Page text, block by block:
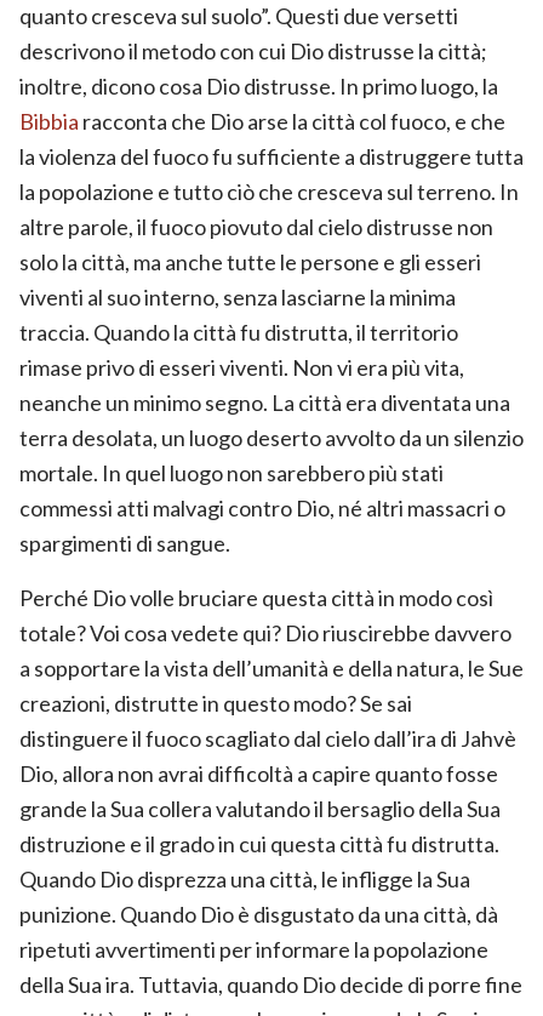
quanto cresceva sul suolo”. Questi due versetti
descrivono il metodo con cui Dio distrusse la città;
inoltre, dicono cosa Dio distrusse. In primo luogo, la
Bibbia racconta che Dio arse la città col fuoco, e che
la violenza del fuoco fu sufficiente a distruggere tutta
la popolazione e tutto ciò che cresceva sul terreno. In
altre parole, il fuoco piovuto dal cielo distrusse non
solo la città, ma anche tutte le persone e gli esseri
viventi al suo interno, senza lasciarne la minima
traccia. Quando la città fu distrutta, il territorio
rimase privo di esseri viventi. Non vi era più vita,
neanche un minimo segno. La città era diventata una
terra desolata, un luogo deserto avvolto da un silenzio
mortale. In quel luogo non sarebbero più stati
commessi atti malvagi contro Dio, né altri massacri o
spargimenti di sangue.
Perché Dio volle bruciare questa città in modo così
totale? Voi cosa vedete qui? Dio riuscirebbe davvero
a sopportare la vista dell’umanità e della natura, le Sue
creazioni, distrutte in questo modo? Se sai
distinguere il fuoco scagliato dal cielo dall’ira di Jahvè
Dio, allora non avrai difficoltà a capire quanto fosse
grande la Sua collera valutando il bersaglio della Sua
distruzione e il grado in cui questa città fu distrutta.
Quando Dio disprezza una città, le infligge la Sua
punizione. Quando Dio è disgustato da una città, dà
ripetuti avvertimenti per informare la popolazione
della Sua ira. Tuttavia, quando Dio decide di porre fine